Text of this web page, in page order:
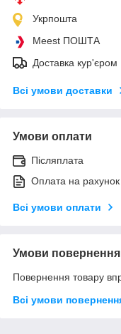
Укрпошта
Meest ПОШТА
Доставка кур'єром
Всі умови доставки
Умови оплати
Післяплата
Оплата на рахунок
Всі умови оплати
Умови повернення
Повернення товару
Всі умови